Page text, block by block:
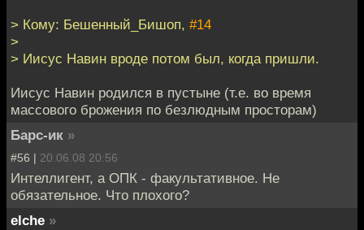
> Кому: Бешенный_Бишоп, #14
>
> Иисус Навин вроде потом был, когда пришли.
Иисус Навин родился в пустыне (т.е. во время
массового брожения по безлюдным просторам)
Барс-ик »
#56 | 20.06.08 20:56
Интеллигент, а ОПК - факультативное. Не
обязательное. Что плохого?
elche »